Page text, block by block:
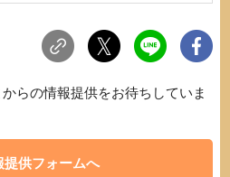
らの情報提供をお待ちしていま
提供フォームへ